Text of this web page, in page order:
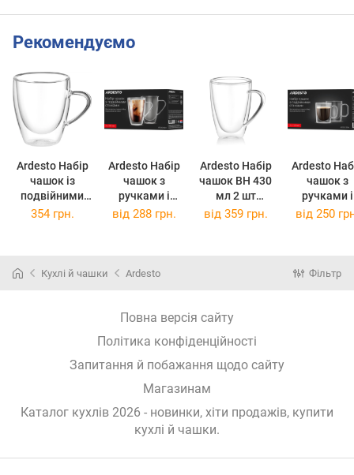
Рекомендуємо
Ardesto Набір
чашок із
подвійними
стінками
Ardesto Набір
чашок з
ручками і
подвійними
(AR2633BH)
Ardesto Набір
чашок BH 430
мл 2 шт
прозорий
Ardesto
чашок з
ручками і
354 грн. від 288 грн. від 359 грн. від 250
Кухлі й чашки Ardesto Фільтр
Повна версія сайту
Політика конфіденційності
Запитання й побажання щодо сайту
Магазинам
Каталог кухлів 2026 - новинки, хіти продажів, купити
кухлі й чашки.